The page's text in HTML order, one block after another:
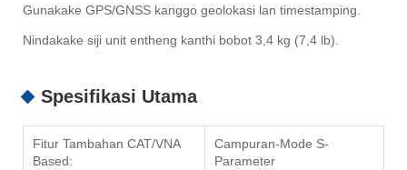
Gunakake GPS/GNSS kanggo geolokasi lan timestamping.
Nindakake siji unit entheng kanthi bobot 3,4 kg (7,4 lb).
Spesifikasi Utama
Fitur Tambahan CAT/VNA
Based:
Campuran-Mode S-
Parameter